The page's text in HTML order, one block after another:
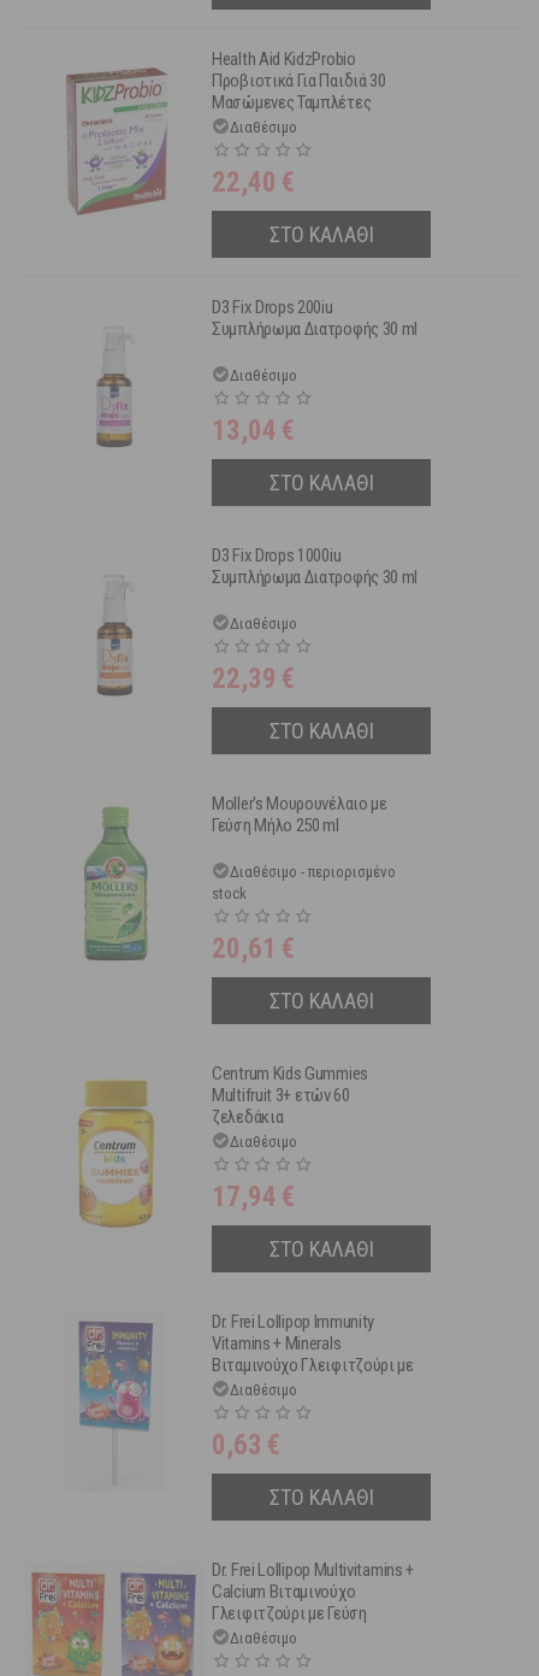
Health Aid KidzProbio
Προβιοτικά Για Παιδιά 30
Μασώμενες Ταμπλέτες
Διαθέσιμο
22,40 €
ΣΤΟ ΚΑΛΑΘΙ
D3 Fix Drops 200iu
Συμπλήρωμα Διατροφής 30 ml
Διαθέσιμο
13,04 €
ΣΤΟ ΚΑΛΑΘΙ
D3 Fix Drops 1000iu
Συμπλήρωμα Διατροφής 30 ml
Διαθέσιμο
22,39 €
ΣΤΟ ΚΑΛΑΘΙ
Moller's Μουρουνέλαιο με
Γεύση Μήλο 250 ml
Διαθέσιμο - περιορισμένο
stock
20,61 €
ΣΤΟ ΚΑΛΑΘΙ
Centrum Kids Gummies
Multifruit 3+ ετών 60
ζελεδάκια
Διαθέσιμο
17,94 €
ΣΤΟ ΚΑΛΑΘΙ
Dr. Frei Lollipop Immunity
Vitamins + Minerals
Βιταμινούχο Γλειφιτζούρι με
Γεύση Φράουλα 1 τμχ
Διαθέσιμο
0,63 €
ΣΤΟ ΚΑΛΑΘΙ
Dr. Frei Lollipop Multivitamins +
Calcium Βιταμινούχο
Γλειφιτζούρι με Γεύση
Πορτοκάλι 1 τμχ
Διαθέσιμο